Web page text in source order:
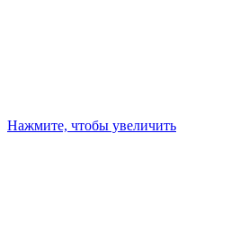
Нажмите, чтобы увеличить